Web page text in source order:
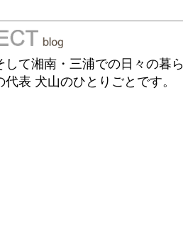
して湘南・三浦での日々の暮
代表 犬山のひとりごとです。